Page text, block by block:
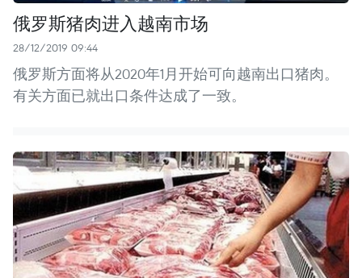
俄罗斯猪肉进入越南市场
28/12/2019 09:44
俄罗斯方面将从2020年1月开始可向越南出口猪肉。
有关方面已就出口条件达成了一致。